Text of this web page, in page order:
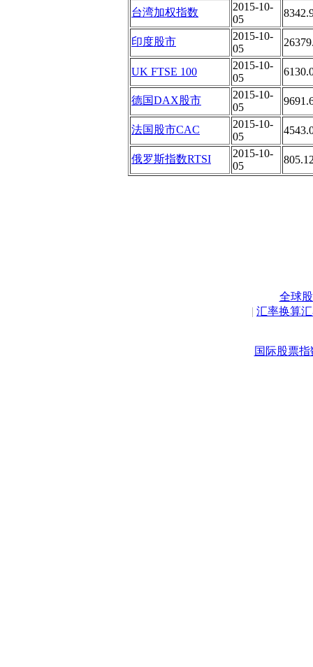
台湾加权指数
2015-10-
05
印度股市
2015-10-
05
UK FTSE 100
2015-10-
05
德国DAX股市
2015-10-
05
法国股市CAC
2015-10-
05
俄罗斯指数RTSI
2015-10-
05
全球
| 汇率换算
国际股票指